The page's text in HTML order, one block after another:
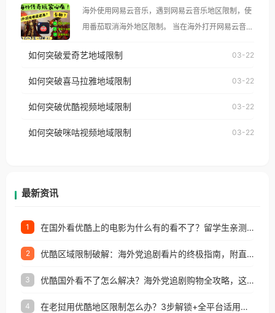
像其他音乐平台一样，出现地区及版权限制问题，且
仅能在中国大陆地区播放。 遇到这个问题的朋友们，
使用番茄回国加速器，即可解决「海外用户收听腾讯
台湾、美国、加拿大、澳大利亚、欧洲等国家和地区
权限制所困扰。
海外使用网易云音乐，遇到网易云音乐地区限制，使
用番茄取消海外地区限制。 当在海外打开网易云音
播放”的提示语。 海外用户如香港、澳门、台湾、美
国、加拿大、澳大利亚、欧洲等国家和地区时，网易
制问题，且仅能在中国大陆地区播放。 遇到这个问题
户收听网易云音乐地区版权限制」的问题，无论人在
如何突破爱奇艺地域限制 03-22
如何突破喜马拉雅地域限制 03-22
如何突破优酷视频地域限制 03-22
如何突破咪咕视频地域限制 03-22
最新资讯
1 在国外看优酷上的电影为什么有的看不了？留学生亲测有效的回国加速方案
2 优酷区域限制破解：海外党追剧看片的终极指南，附直播欧冠+1905电影网解决方案
3 优酷国外看不了怎么解决？海外党追剧购物全攻略，这招亲测有效！
4 在老挝用优酷地区限制怎么办？3步解锁+全平台适用的回国加速器指南